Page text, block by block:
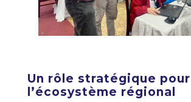
Un rôle stratégique pour
l’écosystème régional